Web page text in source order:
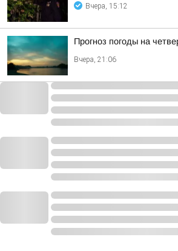
Вчера, 15:12
Прогноз погоды на
Вчера, 21:06